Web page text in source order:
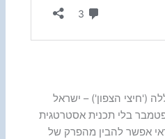
('חיצי הצפון') – ישראל
בלי תכנית אסטרטגית
אפשר להבין מהפרק של